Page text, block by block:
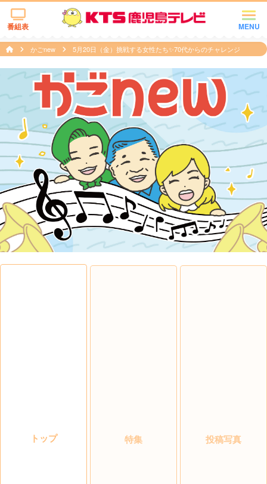
MENU
番組表
かごnew 5月20日（金）挑戦する女性たち✨70代からのチャレンジ
トップ 特集 投稿写真